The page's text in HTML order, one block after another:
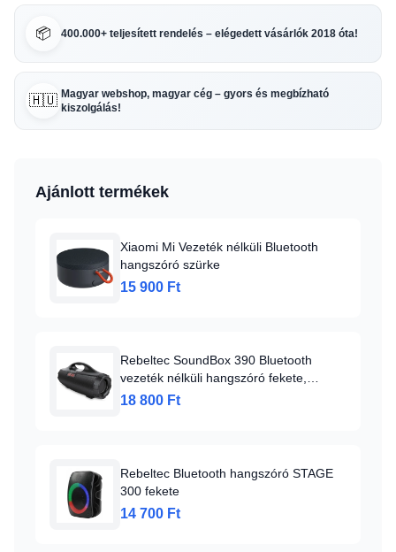
📦 400.000+ teljesített rendelés – elégedett vásárlók 2018 óta!
🇭🇺 Magyar webshop, magyar cég – gyors és megbízható
kiszolgálás!
Ajánlott termékek
Xiaomi Mi Vezeték nélküli Bluetooth
hangszóró szürke
15 900 Ft
Rebeltec SoundBox 390 Bluetooth
vezeték nélküli hangszóró fekete,
beépített FM rádióval
18 800 Ft
Rebeltec Bluetooth hangszóró STAGE
300 fekete
14 700 Ft